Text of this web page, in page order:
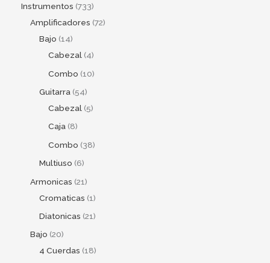
Instrumentos 733
Amplificadores 72
Bajo 14
Cabezal 4
Combo 10
Guitarra 54
Cabezal 5
Caja 8
Combo 38
Multiuso 6
Armonicas 21
Cromaticas 1
Diatonicas 21
Bajo 20
4 Cuerdas 18